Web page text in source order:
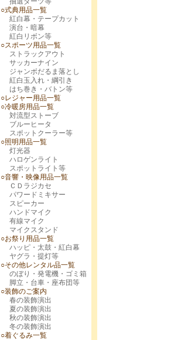
○式典用品一覧
紅白幕・テープカット
演台・暗幕
紅白リボン等
○スポーツ用品一覧
ストラックアウト
サッカーナイン
ジャンボだるま落とし
紅白玉入れ・綱引き
はち巻き・バトン等
○レジャー用品一覧
○冷暖房用品一覧
対流型ストーブ
ブルーヒータ
スポットクーラー等
○照明用品一覧
灯光器
ハロゲンライト
スポットライト等
○音響・映像用品一覧
ＣＤラジカセ
パワードミキサー
スピーカー
ハンドマイク
有線マイク
マイクスタンド
○お祭り用品一覧
ハッピ・太鼓・紅白幕
ヤグラ・提灯等
○その他レンタル品一覧
のぼり・発電機・ゴミ箱
脚立・台車・座布団等
○装飾のご案内
春の装飾演出
夏の装飾演出
秋の装飾演出
冬の装飾演出
○着ぐるみ一覧